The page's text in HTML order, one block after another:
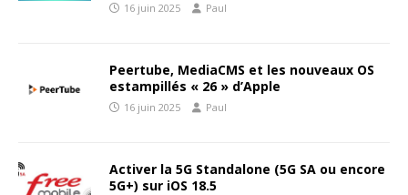
16 juin 2025 Paul
Peertube, MediaCMS et les nouveaux OS
estampillés « 26 » d’Apple
16 juin 2025 Paul
Activer la 5G Standalone (5G SA ou encore
5G+) sur iOS 18.5